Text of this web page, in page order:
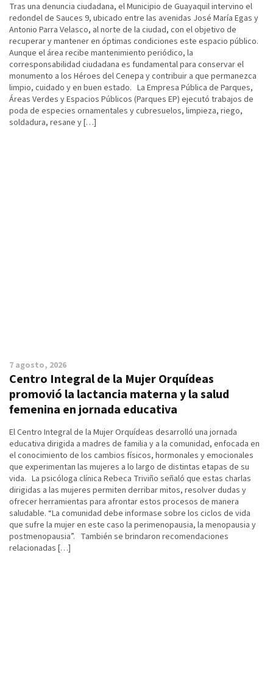
Tras una denuncia ciudadana, el Municipio de Guayaquil intervino el
redondel de Sauces 9, ubicado entre las avenidas José María Egas y
Antonio Parra Velasco, al norte de la ciudad, con el objetivo de
recuperar y mantener en óptimas condiciones este espacio público.
Aunque el área recibe mantenimiento periódico, la
corresponsabilidad ciudadana es fundamental para conservar el
monumento a los Héroes del Cenepa y contribuir a que permanezca
limpio, cuidado y en buen estado. La Empresa Pública de Parques,
Áreas Verdes y Espacios Públicos (Parques EP) ejecutó trabajos de
poda de especies ornamentales y cubresuelos, limpieza, riego,
soldadura, resane y […]
7 agosto, 2026
Centro Integral de la Mujer Orquídeas
promovió la lactancia materna y la salud
femenina en jornada educativa
El Centro Integral de la Mujer Orquídeas desarrolló una jornada
educativa dirigida a madres de familia y a la comunidad, enfocada en
el conocimiento de los cambios físicos, hormonales y emocionales
que experimentan las mujeres a lo largo de distintas etapas de su
vida. La psicóloga clínica Rebeca Triviño señaló que estas charlas
dirigidas a las mujeres permiten derribar mitos, resolver dudas y
ofrecer herramientas para afrontar estos procesos de manera
saludable. “La comunidad debe informase sobre los ciclos de vida
que sufre la mujer en este caso la perimenopausia, la menopausia y
postmenopausia”. También se brindaron recomendaciones
relacionadas […]